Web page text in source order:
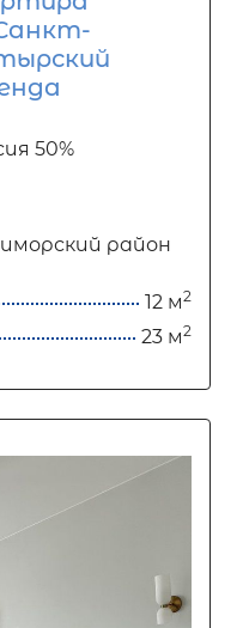
50%
район
12 м2
23 м2